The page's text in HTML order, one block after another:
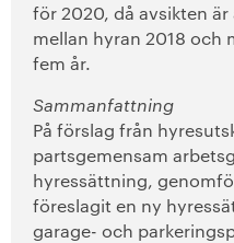
för 2020, då avsikten
mellan hyran 2018 och
fem år.
Sammanfattning
På förslag från
partsgemensam
hyressättning,
föreslagit en ny
garage- och